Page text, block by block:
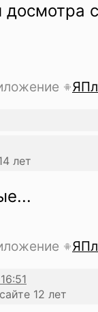
досмотра
лет
12 лет